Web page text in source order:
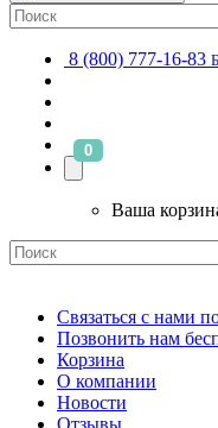
8 (800) 777-16-83
0
Ваша
Связаться с нами
Позвонить нам
Корзина
О компании
Новости
Отзывы